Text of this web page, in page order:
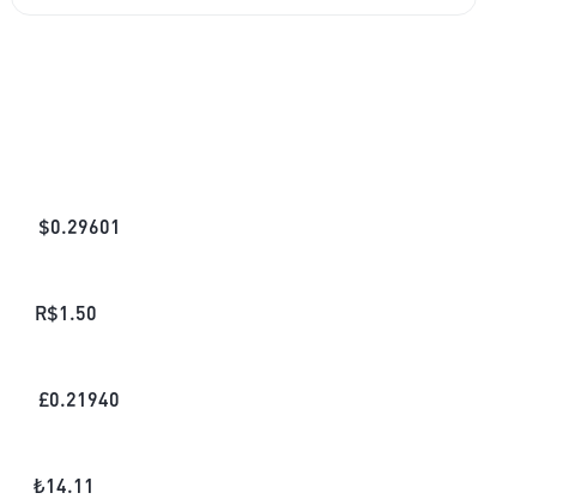
$0.29601
R$1.50
£0.21940
₺14.11